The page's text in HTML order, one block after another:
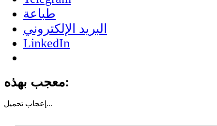
طباعة
البريد الإلكتروني
LinkedIn
معجب بهذه:
إعجاب تحميل...